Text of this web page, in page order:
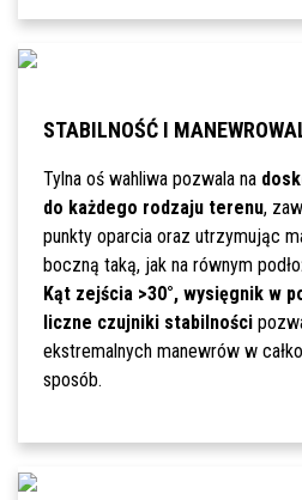
STABILNOŚĆ I
Tylna oś wahliwa pozwala na
do każdego rodzaju terenu,
punkty oparcia oraz utrzymując
boczną taką, jak na równym
Kąt zejścia >30°, wysięgnik w
liczne czujniki stabilności
ekstremalnych manewrów w
sposób.